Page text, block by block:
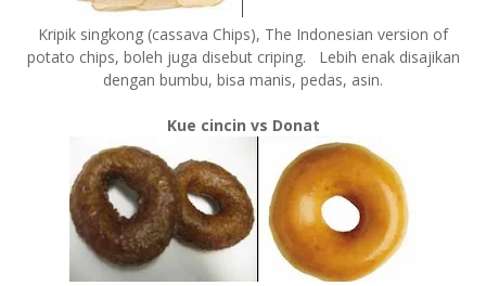
Kripik singkong (cassava Chips), The Indonesian version of
potato chips, boleh juga disebut criping. Lebih enak disajikan
dengan bumbu, bisa manis, pedas, asin.
Kue cincin vs Donat